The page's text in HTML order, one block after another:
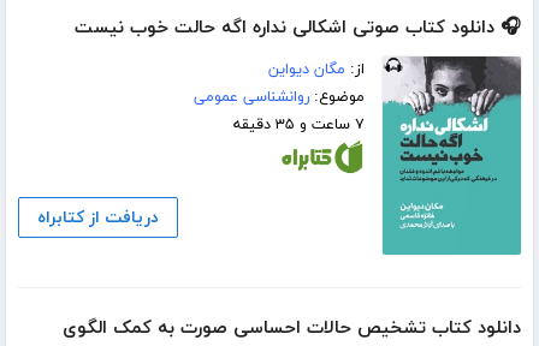
🎧 دانلود کتاب صوتی اشکالی نداره اگه حالت خوب نیست
از: مگان دیواین
موضوع:روانشناسی عمومی
۷ ساعت و ۳۵ دقیقه
دریافت از کتابراه
دانلود کتاب تشخیص حالات احساسی صورت به کمک الگوی